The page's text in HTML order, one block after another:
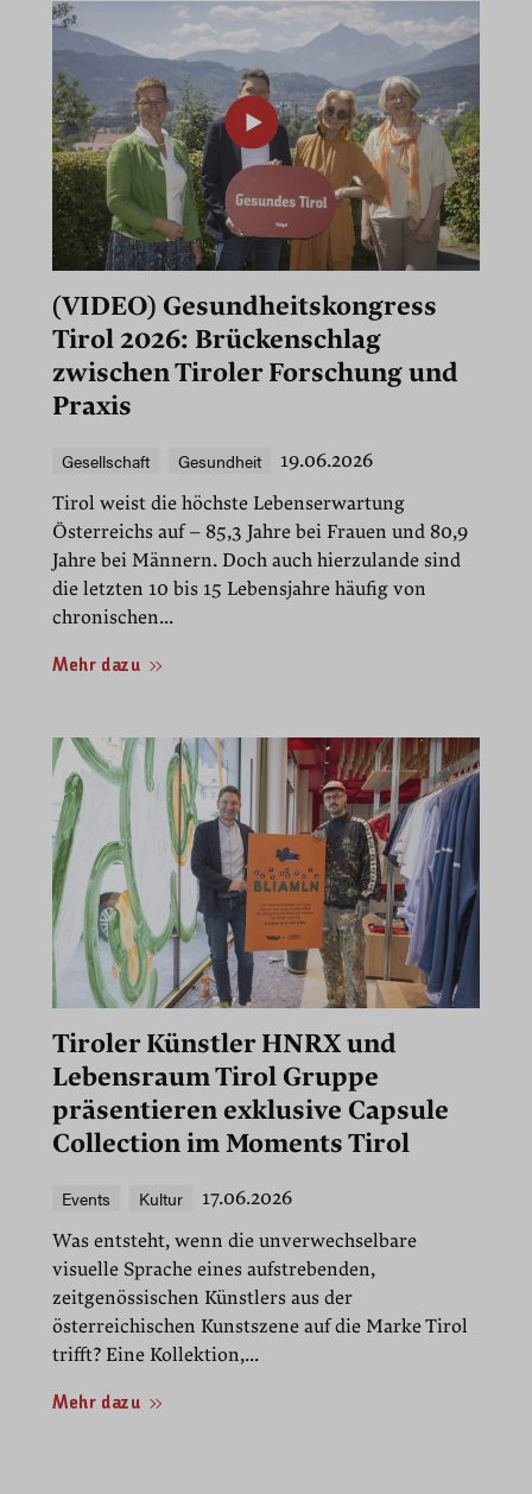
(VIDEO) Gesundheitskongress
Tirol 2026: Brückenschlag
zwischen Tiroler Forschung und
Praxis
Gesellschaft Gesundheit
19.06.2026
Tirol weist die höchste Lebenserwartung
Österreichs auf – 85,3 Jahre bei Frauen und 80,9
Jahre bei Männern. Doch auch hierzulande sind
die letzten 10 bis 15 Lebensjahre häufig von
chronischen...
Mehr dazu
Tiroler Künstler HNRX und
Lebensraum Tirol Gruppe
präsentieren exklusive Capsule
Collection im Moments Tirol
Events Kultur
17.06.2026
Was entsteht, wenn die unverwechselbare
visuelle Sprache eines aufstrebenden,
zeitgenössischen Künstlers aus der
österreichischen Kunstszene auf die Marke Tirol
trifft? Eine Kollektion,...
Mehr dazu